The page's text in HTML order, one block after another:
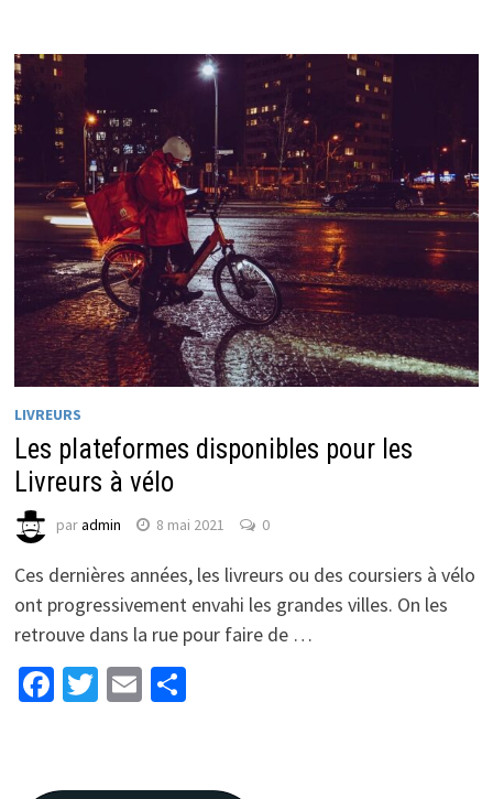
LIVREURS
Les plateformes disponibles pour les
Livreurs à vélo
paradmin 8 mai 2021 0
Ces dernières années, les livreurs ou des coursiers à vélo
ont progressivement envahi les grandes villes. On les
retrouve dans la rue pour faire de …
Facebook
Twitter
EmailPartager